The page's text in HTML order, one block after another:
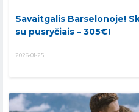
Savaitgalis Barselonoje!
su pusryčiais – 305€!
2026-01-25